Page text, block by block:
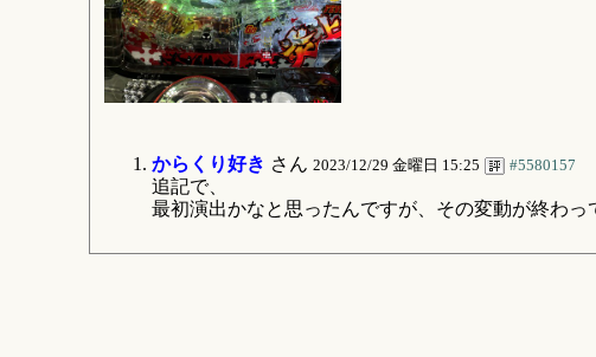
からくり好き さん 2023/12/29 金曜日 15:25 #5580157
追記で、
最初演出かなと思ったんですが、その変動が終わっ